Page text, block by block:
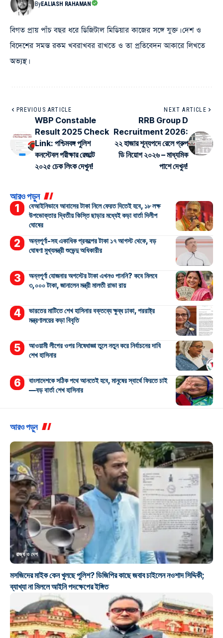
ByEALIASH RAHAMAN
বিগত প্রায় পাঁচ বছর ধরে ডিজিটাল মিডিয়ার কাজের সঙ্গে যুক্ত। দেশ ও
বিদেশের সমস্ত রকম খবরাখবর রাখতে ও তা প্রতিবেদন আকারে লিখতে
অভ্যস্থ।
PREVIOUS ARTICLE
WBP Constable
Result 2025 Check
Link: পশ্চিমবঙ্গ পুলিশ
কনস্টেবল পরীক্ষার রেজাল্ট
২০২৫ চেক লিংক দেখুন!
NEXT ARTICLE
RRB Group D
Recruitment 2026:
২২ হাজার শূন্যপদে রেলে গ্রুপ
ডি নিয়োগ ২০২৬ – মাধ্যমিক
পাশে দেখুন!
আরও পড়ুন
বেআইনিভাবে আবাসের টাকা নিলে ফেরত দিতেই হবে, ১৮ লক্ষ
উপভোক্তার দ্বিতীয় কিস্তি ছাড়ার মধ্যেই কড়া বার্তা দিলীপ
ঘোষের
অন্নপূর্ণা-সহ একাধিক প্রকল্পের টাকা ১৭ আগস্ট থেকে, বড়
ঘোষণা মুখ্যমন্ত্রী শুভেন্দু অধিকারীর
অন্নপূর্ণা যোজনার অগস্টের টাকা এখনও পাননি? কবে মিলবে
৩,০০০ টাকা, জানালেন মন্ত্রী মালতী রাভা রায়
ভারতের মাটিতে শেখ হাসিনার বক্তব্যে ক্ষুব্ধ ঢাকা, পররাষ্ট্র
মন্ত্রণালয়ের কড়া বিবৃতি
আওয়ামী লীগের ওপর নিষেধাজ্ঞা তুলে নতুন করে নির্বাচনের দাবি
শেখ হাসিনার
বাংলাদেশকে সঠিক পথে আনতেই হবে, মানুষের স্বার্থে ফিরতে চাই
—বড় বার্তা শেখ হাসিনার
আরও পড়ুন
রাজ্য ও দেশ
মসজিদের মাইক কেন খুলছে পুলিশ? ডিজিপির কাছে জবাব চাইলেন নওশাদ সিদ্দিকী;
ব্যাখ্যা না মিললে আইনি পদক্ষেপের ইঙ্গিত